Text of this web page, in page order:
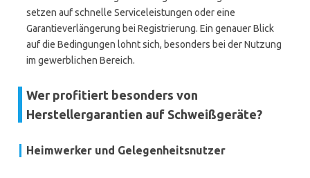
setzen auf schnelle Serviceleistungen oder eine
Garantieverlängerung bei Registrierung. Ein genauer Blick
auf die Bedingungen lohnt sich, besonders bei der Nutzung
im gewerblichen Bereich.
Wer profitiert besonders von
Herstellergarantien auf Schweißgeräte?
Heimwerker und Gelegenheitsnutzer